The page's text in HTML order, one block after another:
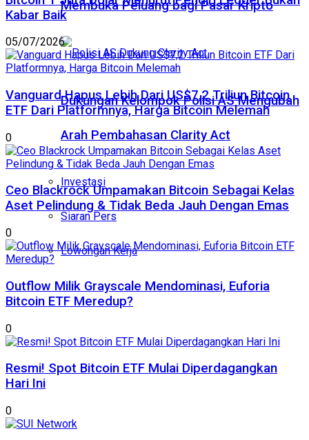
Membuka Peluang bagi Pasar Kripto
Dukungan Kelompok Polisi AS Mengubah
Arah Pembahasan Clarity Act
Investasi
Siaran Pers
Lowongan Kerja
Kabar Baik
05/07/2026
Vanguard Hapus Lebih Dari US$7,2 Triliun Bitcoin
ETF Dari Platformnya, Harga Bitcoin Melemah
0
Ceo Blackrock Umpamakan Bitcoin Sebagai Kelas
Aset Pelindung & Tidak Beda Jauh Dengan Emas
0
Outflow Milik Grayscale Mendominasi, Euforia
Bitcoin ETF Meredup?
0
Resmi! Spot Bitcoin ETF Mulai Diperdagangkan
Hari Ini
0